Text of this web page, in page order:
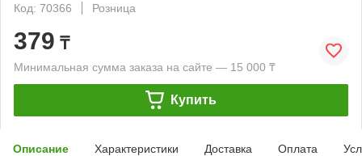
Код: 70366
Розница
379 ₸
Минимальная сумма заказа на сайте — 15 000 ₸
Купить
Описание Характеристики Доставка Оплата